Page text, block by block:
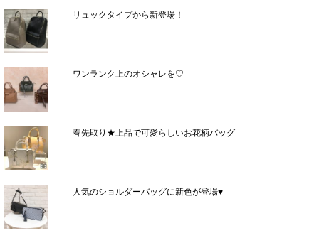
リュックタイプから新登場！
ワンランク上のオシャレを♡
春先取り★上品で可愛らしいお花柄バッグ
人気のショルダーバッグに新色が登場♥